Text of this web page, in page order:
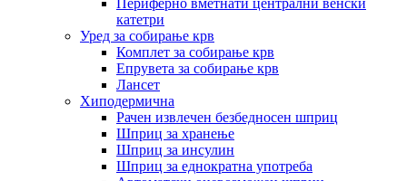
Периферно вметнати централни венски
катетри
Уред за собирање крв
Комплет за собирање крв
Епрувета за собирање крв
Лансет
Хиподермична
Рачен извлечен безбедносен шприц
Шприц за хранење
Шприц за инсулин
Шприц за еднократна употреба